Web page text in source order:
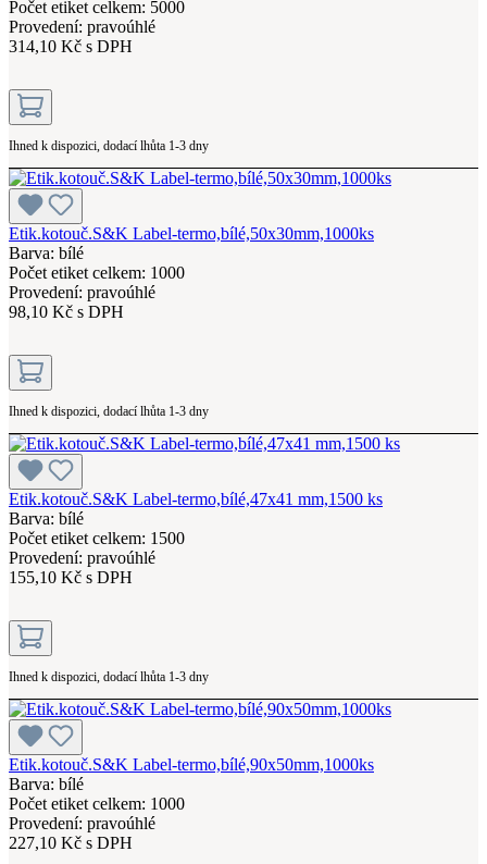
Počet etiket celkem: 5000
Provedení: pravoúhlé
314,10 Kč s DPH
Ihned k dispozici, dodací lhůta 1-3 dny
Etik.kotouč.S&K Label-termo,bílé,50x30mm,1000ks
Barva: bílé
Počet etiket celkem: 1000
Provedení: pravoúhlé
98,10 Kč s DPH
Ihned k dispozici, dodací lhůta 1-3 dny
Etik.kotouč.S&K Label-termo,bílé,47x41 mm,1500 ks
Barva: bílé
Počet etiket celkem: 1500
Provedení: pravoúhlé
155,10 Kč s DPH
Ihned k dispozici, dodací lhůta 1-3 dny
Etik.kotouč.S&K Label-termo,bílé,90x50mm,1000ks
Barva: bílé
Počet etiket celkem: 1000
Provedení: pravoúhlé
227,10 Kč s DPH